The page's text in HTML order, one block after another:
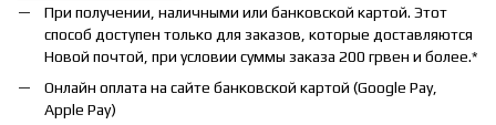
При получении, наличными или банковской картой. Этот
способ доступен только для заказов, которые доставляются
Новой почтой, при условии суммы заказа 200 грвен и более.*
Онлайн оплата на сайте банковской картой (Google Pay,
Apple Pay)